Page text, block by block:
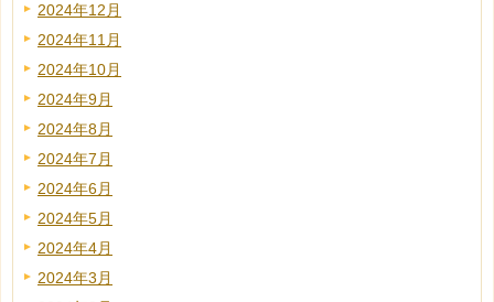
2024年12月
2024年11月
2024年10月
2024年9月
2024年8月
2024年7月
2024年6月
2024年5月
2024年4月
2024年3月